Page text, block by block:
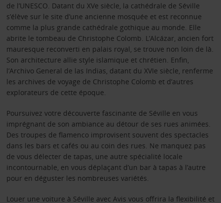
de l’UNESCO. Datant du XVe siècle, la cathédrale de Séville
s’élève sur le site d’une ancienne mosquée et est reconnue
comme la plus grande cathédrale gothique au monde. Elle
abrite le tombeau de Christophe Colomb. L’Alcázar, ancien fort
mauresque reconverti en palais royal, se trouve non loin de là.
Son architecture allie style islamique et chrétien. Enfin,
l’Archivo General de las Indias, datant du XVIe siècle, renferme
les archives de voyage de Christophe Colomb et d’autres
explorateurs de cette époque.
Poursuivez votre découverte fascinante de Séville en vous
imprégnant de son ambiance au détour de ses rues animées.
Des troupes de flamenco improvisent souvent des spectacles
dans les bars et cafés ou au coin des rues. Ne manquez pas
de vous délecter de tapas, une autre spécialité locale
incontournable, en vous déplaçant d’un bar à tapas à l’autre
pour en déguster les nombreuses variétés.
Louer une voiture à Séville avec Avis vous offrira la flexibilité et